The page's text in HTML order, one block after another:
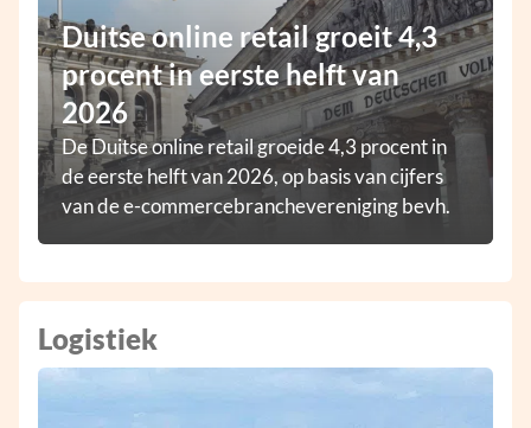
Duitse online retail groeit 4,3
procent in eerste helft van
2026
De Duitse online retail groeide 4,3 procent in
de eerste helft van 2026, op basis van cijfers
van de e-commercebranchevereniging bevh.
Logistiek